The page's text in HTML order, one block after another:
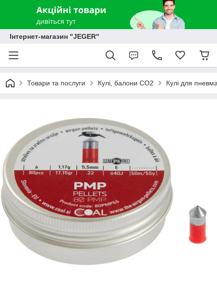
Інтернет-магазин "JEGER"
Товари та послуги Кулі, балони СО2 Кулі для